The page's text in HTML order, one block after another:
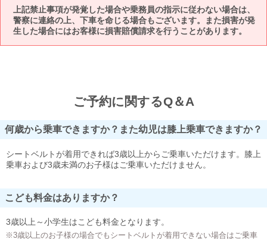
上記禁止事項が発覚した場合や乗務員の指示に従わない場合は、
警察に連絡の上、下車を命じる場合もございます。また損害が発
生した場合にはお客様に損害賠償請求を行うことがあります。
ご予約に関するQ＆A
何歳から乗車できますか？また幼児は膝上乗車できますか？
シートベルトが着用できれば3歳以上からご乗車いただけます。膝上
乗車および3歳未満のお子様はご乗車いただけません。
こども料金はありますか？
3歳以上～小学生はこども料金となります。
※3歳以上のお子様の場合でもシートベルトが着用できない場合はご乗車